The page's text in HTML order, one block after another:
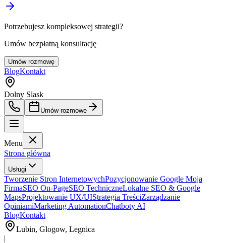
Potrzebujesz kompleksowej strategii?
Umów bezpłatną konsultację
Umów rozmowę
BlogKontakt
Dolny Slask
Umów rozmowę
Menu
Strona główna
Usługi
Tworzenie Stron InternetowychPozycjonowanie Google Moja
FirmaSEO On-PageSEO TechniczneLokalne SEO & Google
MapsProjektowanie UX/UIStrategia TreściZarządzanie
OpiniamiMarketing AutomationChatboty AI
BlogKontakt
Lubin, Glogow, Legnica
|